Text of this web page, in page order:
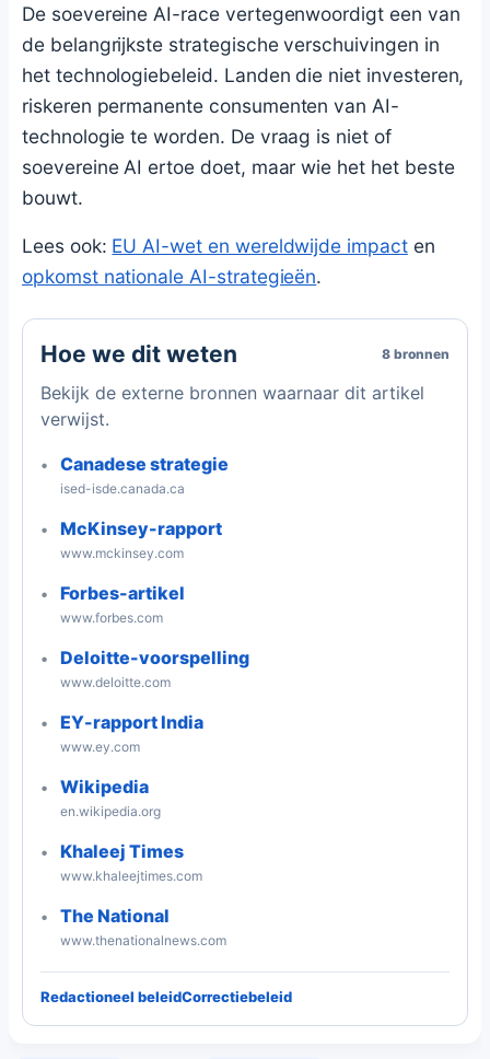
De soevereine AI-race vertegenwoordigt een van
de belangrijkste strategische verschuivingen in
het technologiebeleid. Landen die niet investeren,
riskeren permanente consumenten van AI-
technologie te worden. De vraag is niet of
soevereine AI ertoe doet, maar wie het het beste
bouwt.
Lees ook: EU AI-wet en wereldwijde impacten
opkomst nationale AI-strategieën.
Hoe we dit weten 8 bronnen
Bekijk de externe bronnen waarnaar dit artikel
verwijst.
Canadese strategie
ised-isde.canada.ca
McKinsey-rapport
www.mckinsey.com
Forbes-artikel
www.forbes.com
Deloitte-voorspelling
www.deloitte.com
EY-rapport India
www.ey.com
Wikipedia
en.wikipedia.org
Khaleej Times
www.khaleejtimes.com
The National
www.thenationalnews.com
Redactioneel beleidCorrectiebeleid